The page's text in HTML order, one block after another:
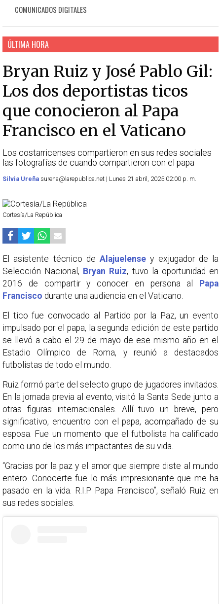
COMUNICADOS DIGITALES
ÚLTIMA HORA
Bryan Ruiz y José Pablo Gil:
Los dos deportistas ticos
que conocieron al Papa
Francisco en el Vaticano
Los costarricenses compartieron en sus redes sociales
las fotografías de cuando compartieron con el papa
Silvia Ureña surena@larepublica.net | Lunes 21 abril, 2025 02:00 p. m.
Cortesía/La República
El asistente técnico de Alajuelense y exjugador de la
Selección Nacional, Bryan Ruiz, tuvo la oportunidad en
2016 de compartir y conocer en persona al
Papa
Francisco durante una audiencia en el Vaticano.
El tico fue convocado al Partido por la Paz, un evento
impulsado por el papa, la segunda edición de este partido
se llevó a cabo el 29 de mayo de ese mismo año en el
Estadio Olímpico de Roma, y reunió a destacados
futbolistas de todo el mundo.
Ruiz formó parte del selecto grupo de jugadores invitados.
En la jornada previa al evento, visitó la Santa Sede junto a
otras figuras internacionales. Allí tuvo un breve, pero
significativo, encuentro con el papa, acompañado de su
esposa. Fue un momento que el futbolista ha calificado
como uno de los más impactantes de su vida.
“Gracias por la paz y el amor que siempre diste al mundo
entero. Conocerte fue lo más impresionante que me ha
pasado en la vida. R.I.P Papa Francisco”, señaló Ruiz en
sus redes sociales.